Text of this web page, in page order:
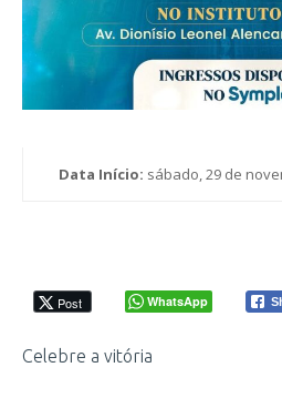
Data Início: sábado, 29 de
Post WhatsApp
Celebre a vitória